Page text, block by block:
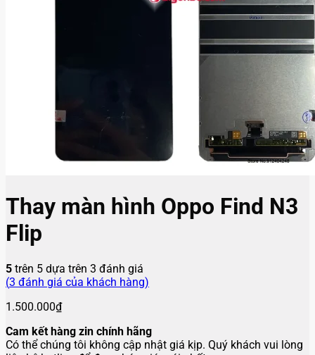
Thay màn hình Oppo Find N3
Flip
5 trên 5 dựa trên 3 đánh giá
(3 đánh giá của khách hàng)
1.500.000₫
Cam kết hàng zin chính hãng
Có thể chúng tôi không cập nhật giá kịp. Quý khách vui lòng